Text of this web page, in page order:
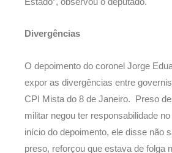
Divergências
O depoimento do coronel Jorge
expor as divergências entre
CPI Mista do 8 de Janeiro. Preso
militar negou ter responsabilidade
início do depoimento, ele disse não
preso, reforçou que estava de folga